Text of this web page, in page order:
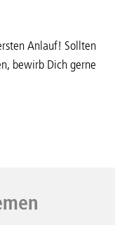
Anlauf! Sollten
bewirb Dich gerne